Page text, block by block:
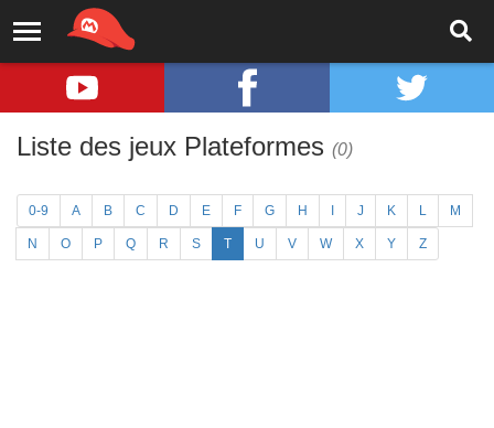
Liste des jeux Plateformes (0)
0-9 A B C D E F G H J K L M
N O P Q R S T U V W X Y Z